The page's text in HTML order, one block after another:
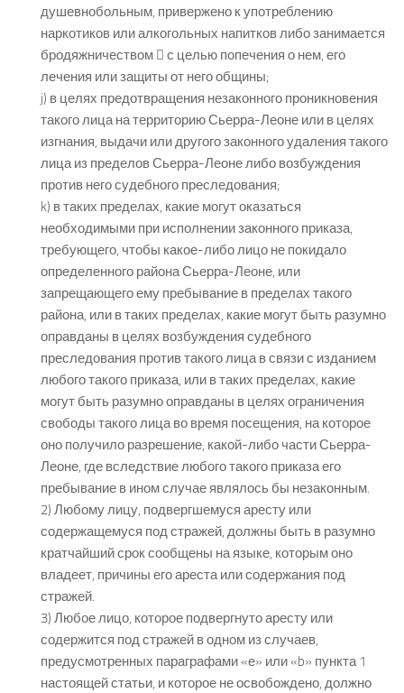
душевнобольным, привержено к употреблению
наркотиков или алкогольных напитков либо занимается
бродяжничеством  с целью попечения о нем, его
лечения или защиты от него общины;
j) в целях предотвращения незаконного проникновения
такого лица на территорию Сьерра-Леоне или в целях
изгнания, выдачи или другого законного удаления такого
лица из пределов Сьерра-Леоне либо возбуждения
против него судебного преследования;
k) в таких пределах, какие могут оказаться
необходимыми при исполнении законного приказа,
требующего, чтобы какое-либо лицо не покидало
определенного района Сьерра-Леоне, или
запрещающего ему пребывание в пределах такого
района, или в таких пределах, какие могут быть разумно
оправданы в целях возбуждения судебного
преследования против такого лица в связи с изданием
любого такого приказа, или в таких пределах, какие
могут быть разумно оправданы в целях ограничения
свободы такого лица во время посещения, на которое
оно получило разрешение, какой-либо части Сьерра-
Леоне, где вследствие любого такого приказа его
пребывание в ином случае являлось бы незаконным.
2) Любому лицу, подвергшемуся аресту или
содержащемуся под стражей, должны быть в разумно
кратчайший срок сообщены на языке, которым оно
владеет, причины его ареста или содержания под
стражей.
3) Любое лицо, которое подвергнуто аресту или
содержится под стражей в одном из случаев,
предусмотренных параграфами «е» или «b» пункта 1
настоящей статьи, и которое не освобождено, должно